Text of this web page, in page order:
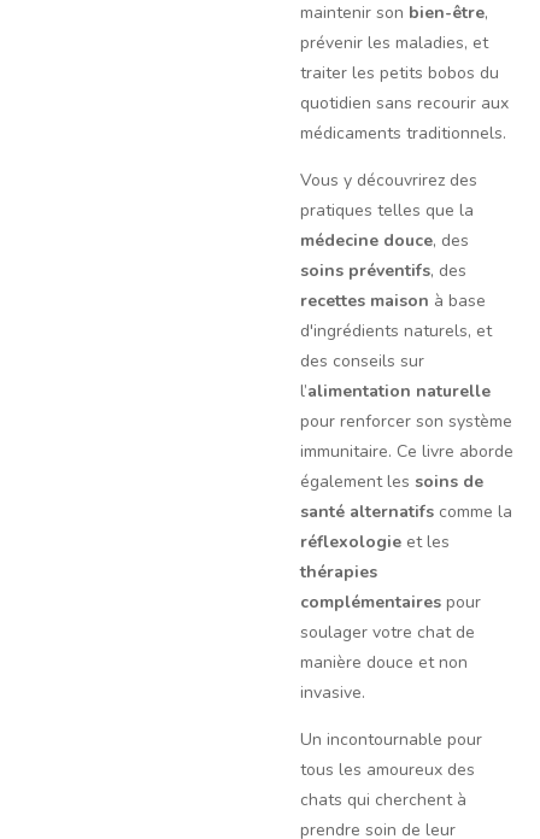
maintenir son bien-être,
prévenir les maladies, et
traiter les petits bobos du
quotidien sans recourir aux
médicaments traditionnels.
Vous y découvrirez des
pratiques telles que la
médecine douce, des
soins préventifs, des
recettes maison à base
d'ingrédients naturels, et
des conseils sur
l’alimentation naturelle
pour renforcer son système
immunitaire. Ce livre aborde
également les soins de
santé alternatifs comme la
réflexologie et les
thérapies
complémentaires pour
soulager votre chat de
manière douce et non
invasive.
Un incontournable pour
tous les amoureux des
chats qui cherchent à
prendre soin de leur